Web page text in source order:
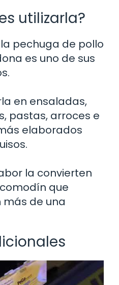
utilizarla?
pechuga de pollo
es uno de sus
en ensaladas,
pastas, arroces e
elaborados
la convierten
que
de una